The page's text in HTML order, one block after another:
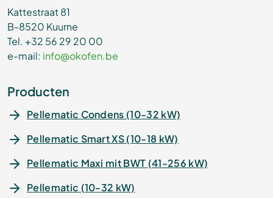
Kattestraat 81
B-8520 Kuurne
Tel. +32 56 29 20 00
e-mail: info@okofen.be
Producten
Pellematic Condens (10-32 kW)
Pellematic Smart XS (10-18 kW)
Pellematic Maxi mit BWT (41-256 kW)
Pellematic (10-32 kW)